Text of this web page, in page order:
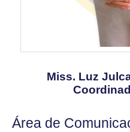
Miss. Luz
Área de